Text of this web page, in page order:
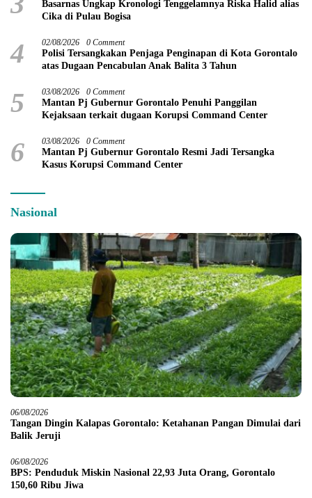
Basarnas Ungkap Kronologi Tenggelamnya Riska Halid alias
Cika di Pulau Bogisa
4 02/08/2026 0 Comment
Polisi Tersangkakan Penjaga Penginapan di Kota Gorontalo
atas Dugaan Pencabulan Anak Balita 3 Tahun
5 03/08/2026 0 Comment
Mantan Pj Gubernur Gorontalo Penuhi Panggilan
Kejaksaan terkait dugaan Korupsi Command Center
6 03/08/2026 0 Comment
Mantan Pj Gubernur Gorontalo Resmi Jadi Tersangka
Kasus Korupsi Command Center
Nasional
06/08/2026
Tangan Dingin Kalapas Gorontalo: Ketahanan Pangan Dimulai dari
Balik Jeruji
06/08/2026
BPS: Penduduk Miskin Nasional 22,93 Juta Orang, Gorontalo
150,60 Ribu Jiwa